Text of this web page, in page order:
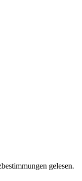
gelesen.